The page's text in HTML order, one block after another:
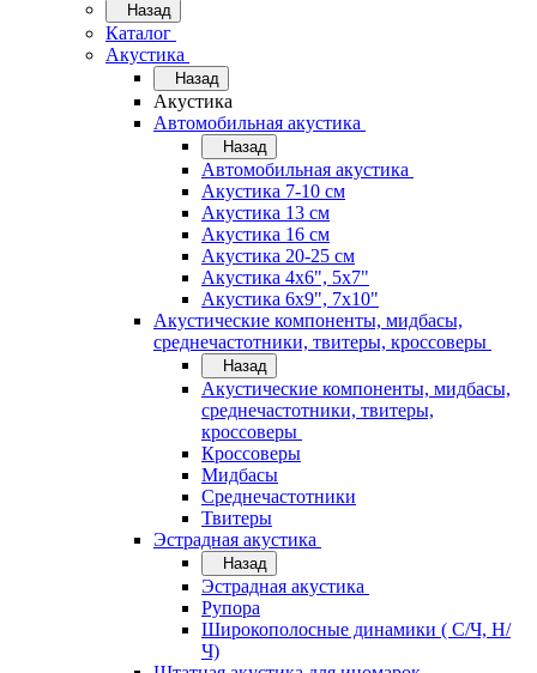
Назад
Каталог
Акустика
Назад
Акустика
Автомобильная акустика
Назад
Автомобильная акустика
Акустика 7-10 см
Акустика 13 см
Акустика 16 см
Акустика 20-25 см
Акустика 4х6", 5х7"
Акустика 6х9", 7х10"
Акустические компоненты, мидбасы,
среднечастотники, твитеры, кроссоверы
Назад
Акустические компоненты, мидбасы,
среднечастотники, твитеры,
кроссоверы
Кроссоверы
Мидбасы
Среднечастотники
Твитеры
Эстрадная акустика
Назад
Эстрадная акустика
Рупора
Широкополосные динамики ( С/Ч, Н/
Ч)